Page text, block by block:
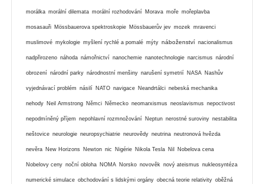
morálka morální dilemata morální rozhodování Morava moře mořeplavba
mosasauři Mössbauerova spektroskopie Mössbauerův jev mozek mravenci
muslimové mykologie myšlení rychlé a pomalé mýty náboženství nacionalismus
nadpřirozeno náhoda námořnictví nanochemie nanotechnologie narcismus národní
obrození národní parky národnostní menšiny narušení symetrií NASA Nashův
vyjednávací problém násilí NATO navigace Neandrtálci nebeská mechanika
nehody Neil Armstrong Němci Německo neomarxismus neoslavismus nepoctivost
nepodmíněný příjem nepohlavní rozmnožování Neptun nerostné suroviny nestabilita
neštovice neurologie neuropsychiatrie neurovědy neutrina neutronová hvězda
nevěra New Horizons Newton nic Nigérie Nikola Tesla Nil Nobelova cena
Nobelovy ceny noční obloha NOMA Norsko novověk nový ateismus nukleosyntéza
numerické simulace obchodování s lidskými orgány obecná teorie relativity oběžná